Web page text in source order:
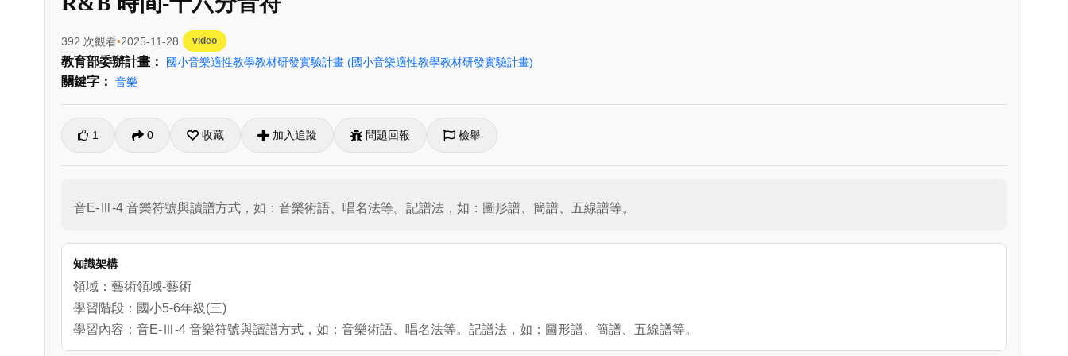
392 次觀看 2025-11-28 video
教育部委辦計畫： 國小音樂適性教學教材研發實驗計畫 (國小音樂適性教學教材研發實驗計畫)
關鍵字： 音樂
1 0 收藏 加入追蹤 問題回報 檢舉
音E-Ⅲ-4 音樂符號與讀譜方式，如：音樂術語、唱名法等。記譜法，如：圖形譜、簡譜、五線譜等。
知識架構
領域：藝術領域-藝術
學習階段：國小5-6年級(三)
學習內容：音E-Ⅲ-4 音樂符號與讀譜方式，如：音樂術語、唱名法等。記譜法，如：圖形譜、簡譜、五線譜等。